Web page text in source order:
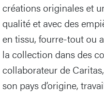
créations originales et
qualité et avec des
en tissu, fourre-tout ou
la collection dans des
collaborateur de
son pays d’origine,